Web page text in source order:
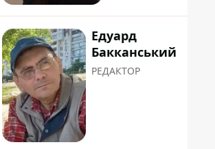
Едуард
Бакканський
РЕДАКТОР